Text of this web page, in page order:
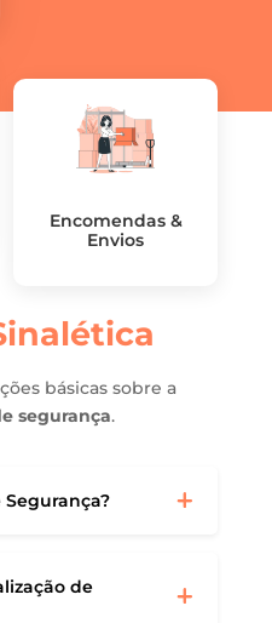
Encomendas &
Envios
básicas sobre a
segurança.
de